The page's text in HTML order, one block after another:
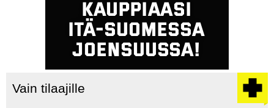
Vain tilaajille